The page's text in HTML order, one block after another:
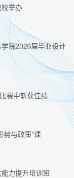
举办
院2026届毕业设计
赛中斩获佳绩
势与政策”课
力提升培训班